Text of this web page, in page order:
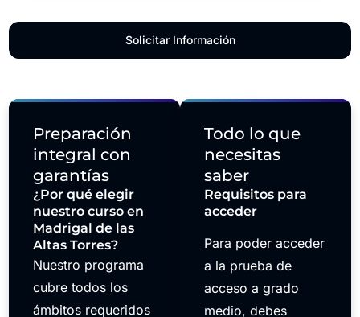
Preparación
integral con
garantías
¿Por qué elegir
nuestro curso en
Madrigal de las
Altas Torres?
Nuestro programa
cubre todos los
ámbitos requeridos
Todo lo que
necesitas
saber
Requisitos para
acceder
Para poder acceder
a la prueba de
acceso a grado
medio, debes
Solicitar Información